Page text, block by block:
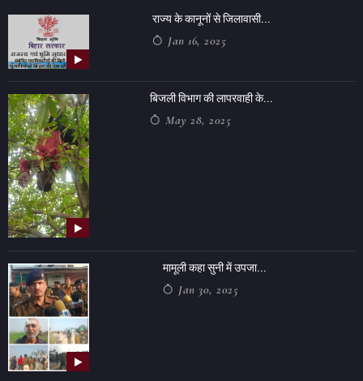
राज्य के कानूनों से जिलावासी...
Jan 16, 2025
बिजली विभाग की लापरवाही के...
May 28, 2025
मामूली कहा सुनी में उपजा...
Jan 30, 2025